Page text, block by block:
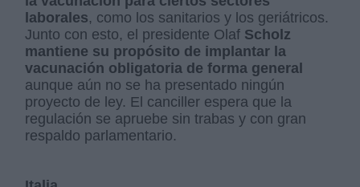
laborales, como los sanitarios y los geriátricos.
Junto con esto, el presidente Olaf Scholz
mantiene su propósito de implantar la
vacunación obligatoria de forma general
aunque aún no se ha presentado ningún
proyecto de ley. El canciller espera que la
regulación se apruebe sin trabas y con gran
respaldo parlamentario.